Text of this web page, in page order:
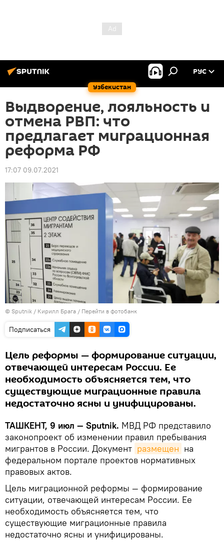
Узбекистан
РУС
Выдворение, лояльность и
отмена РВП: что
предлагает миграционная
реформа РФ
17:07 09.07.2021
© Sputnik / Кирилл Брага / Перейти в фотобанк
Подписаться
Цель реформы — формирование ситуации,
отвечающей интересам России. Ее
необходимость объясняется тем, что
существующие миграционные правила
недостаточно ясны и унифицированы.
ТАШКЕНТ, 9 июл — Sputnik. МВД РФ представило
законопроект об изменении правил пребывания
мигрантов в России. Документ размещен на
федеральном портале проектов нормативных
правовых актов.
Цель миграционной реформы — формирование
ситуации, отвечающей интересам России. Ее
необходимость объясняется тем, что
существующие миграционные правила
недостаточно ясны и унифицированы.